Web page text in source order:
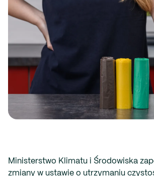
Ministerstwo Klimatu i Środowiska
zmiany w ustawie o utrzymaniu